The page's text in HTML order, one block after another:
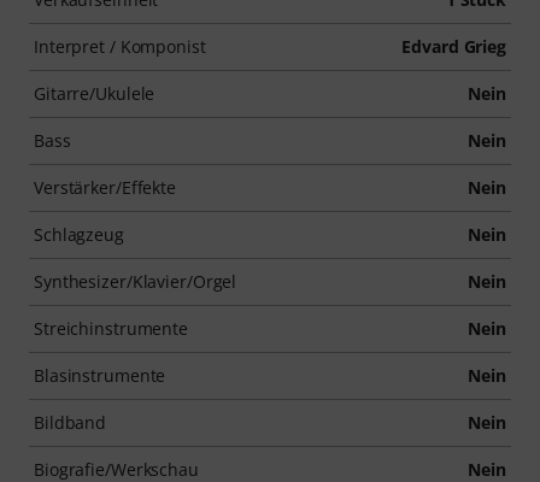
Interpret / Komponist Edvard Grieg
Gitarre/Ukulele Nein
Bass Nein
Verstärker/Effekte Nein
Schlagzeug Nein
Synthesizer/Klavier/Orgel Nein
Streichinstrumente Nein
Blasinstrumente Nein
Bildband Nein
Biografie/Werkschau Nein